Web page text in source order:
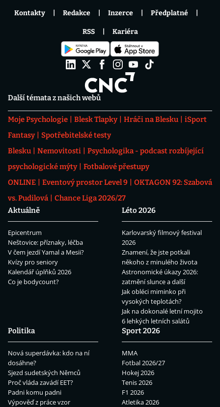
Další témata z našich webů
Moje Psychologie Blesk Tlapky Hráči na Blesku
iSport
Fantasy
Spotřebitelské testy
Blesku
Nemovitosti
Psychologika - podcast rozbíjející
psychologické mýty
Fotbalové přestupy
ONLINE
Eventový prostor Level 9
OKTAGON 92: Szabová
vs. Pudilová
Chance Liga 2026/27
Aktuálně
Epicentrum
Neštovice: příznaky, léčba
V čem jezdí Yamal a Mesii?
Kvízy pro seniory
Kalendář úplňků 2026
Co je bodycount?
Léto 2026
Karlovarský filmový festival
2026
Znamení, že jste potkali
někoho z minulého života
Astronomické úkazy 2026:
zatmění slunce a další
Jak obléci miminko při
vysokých teplotách?
Jak na dokonalé letní mojito
6 lehkých letních salátů
Politika
Nová superdávka: kdo na ní
dosáhne?
Sjezd sudetských Němců
Proč vláda zavádí EET?
Padni komu padni
Výpověď z práce vzor
Sport 2026
MMA
Fotbal 2026/27
Hokej 2026
Tenis 2026
F1 2026
Atletika 2026
Kontakty Redakce Inzerce Předplatné
RSS Kariéra